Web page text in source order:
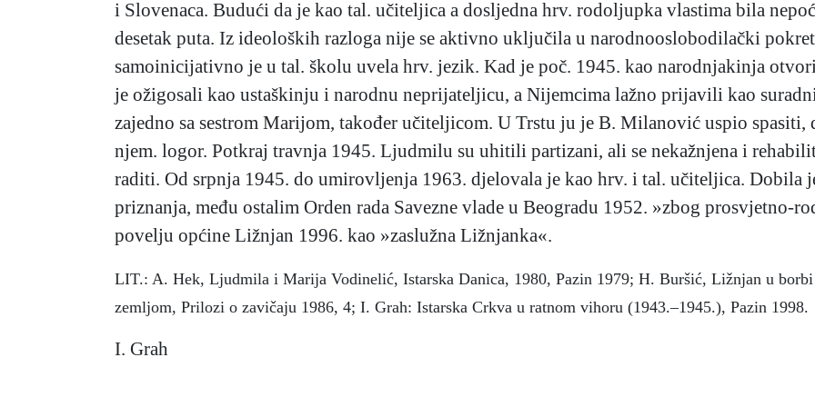
i Slovenaca. Budući da je kao tal. učiteljica a dosljedna hrv. rodoljupka vlastima bila
desetak puta. Iz ideoloških razloga nije se aktivno uključila u narodnooslobodilački
samoinicijativno je u tal. školu uvela hrv. jezik. Kad je poč. 1945. kao narodnjakinja
je ožigosali kao ustaškinju i narodnu neprijateljicu, a Nijemcima lažno prijavili kao
zajedno sa sestrom Marijom, također učiteljicom. U Trstu ju je B. Milanović uspio spasiti,
njem. logor. Potkraj travnja 1945. Ljudmilu su uhitili partizani, ali se nekažnjena i
raditi. Od srpnja 1945. do umirovljenja 1963. djelovala je kao hrv. i tal. učiteljica. Dobila
priznanja, među ostalim Orden rada Savezne vlade u Beogradu 1952. »zbog prosvjetno-
povelju općine Ližnjan 1996. kao »zaslužna Ližnjanka«.
LIT.: A. Hek, Ljudmila i Marija Vodinelić, Istarska Danica, 1980, Pazin 1979; H. Buršić, Ližnjan u
zemljom, Prilozi o zavičaju 1986, 4; I. Grah: Istarska Crkva u ratnom vihoru (1943.–1945.), Pazin 1998.
I. Grah